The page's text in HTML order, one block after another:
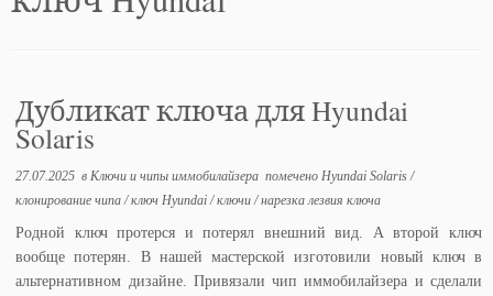
Дубликат ключа для Hyundai
Solaris
27.07.2025 в Ключи и чипы иммобилайзера помечено Hyundai Solaris/
клонирование чипа/ключ Hyundai/ключи/нарезка лезвия ключа
Родной ключ протерся и потерял внешний вид. А второй ключ
вообще потерян. В нашей мастерской изготовили новый ключ в
альтернативном дизайне. Привязали чип иммобилайзера и сделали